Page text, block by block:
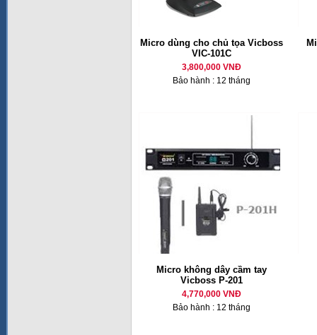
Micro dùng cho chủ tọa Vicboss
VIC-101C
3,800,000 VNĐ
Bảo hành : 12 tháng
Micro không dây cầm tay
Vicboss P-201
4,770,000 VNĐ
Bảo hành : 12 tháng